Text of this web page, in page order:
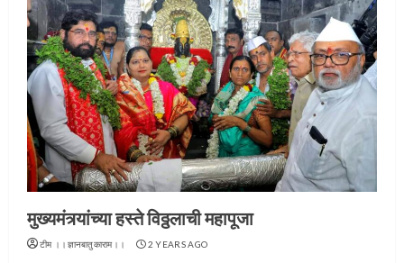
मुख्यमंत्र्यांच्या हस्ते विठ्ठलाची महापूजा
टीम ।।ज्ञानबातुकाराम।। 2 YEARS AGO